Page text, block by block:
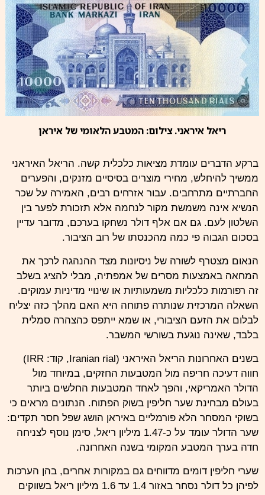
ריאל איראני. צילום: המטבע הלאומי של איראן
ברקע הדברים עומדת מציאות כלכלית קשה. הריאל האיראני
ממשיך להיחלש, מחירי מוצרים בסיסיים מזנקים, והפערים
החברתיים מתרחבים. עבור אזרחים רבים, האמירה על שכר
הנשיא אינה משמשת מקור לנחמה אלא תזכורת לפער בין
השלטון לעם. גם אם אלף דולר נשחקו בערכם, מדובר עדיין
בסכום הגבוה פי כמה מהכנסתו של רוב הציבור.
הנאום מצטרף לשורה של ניסיונות מצד ההנהגה לרכך את
המחאה באמצעות מסרים של אמפתיה, מבלי להציג בשלב
זה רפורמות כלכליות משמעותיות או שינויי מדיניות עמוקים.
השאלה המרכזית שנותרה פתוחה היא האם מהלך כזה יצליח
לבלום את הזעם הציבורי, או שמא ייתפס כהצהרה סמלית
בלבד, שאינה נוגעת בשורשי המשבר.
בשנים האחרונות הריאל האיראני (Iranian rial, קוד: IRR
)
חווה דעיכה חריפה מול המטבעות החזקים, במיוחד מול
הדולר האמריקאי, והפך לאחד המטבעות החלשים ביותר
בעולם מבחינת שער חליפין בשוק הפתוח. הנתונים מראים כי
בשוקי המסחר הלא פורמליים באיראן הושג שפל חסר תקדים:
שער הדולר עומד על כ-1.47 מיליון ריאל, סימן נוסף לצניחה
חדה בערך המטבע המקומי בשנה האחרונה.
שערי חליפין דומים מדווחים גם במקורות אחרים, בהן הערכות
לפיהן כל דולר נסחר באזור 1.4 עד 1.6 מיליון ריאל בשווקים